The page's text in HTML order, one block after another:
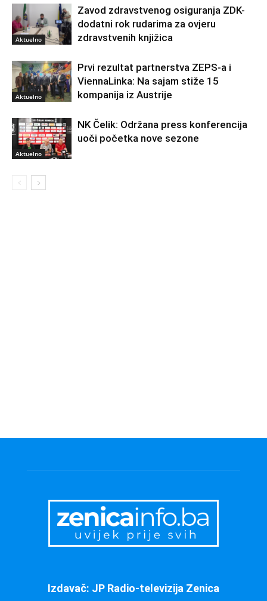
Aktuelno
Zavod zdravstvenog osiguranja ZDK-
dodatni rok rudarima za ovjeru
zdravstvenih knjižica
Aktuelno
Prvi rezultat partnerstva ZEPS-a i
ViennaLinka: Na sajam stiže 15
kompanija iz Austrije
Aktuelno
NK Čelik: Održana press konferencija
uoči početka nove sezone
Izdavač: JP Radio-televizija Zenica